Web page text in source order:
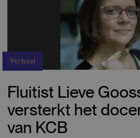
Verhaal
Fluitist Lieve
versterkt het
van KCB